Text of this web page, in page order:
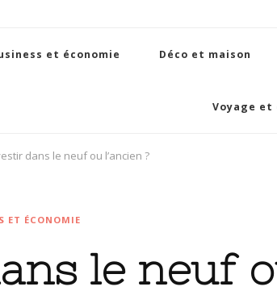
et économie Déco et maison
Voyage
dans le neuf ou l’ancien ?
ET ÉCONOMIE
le neuf